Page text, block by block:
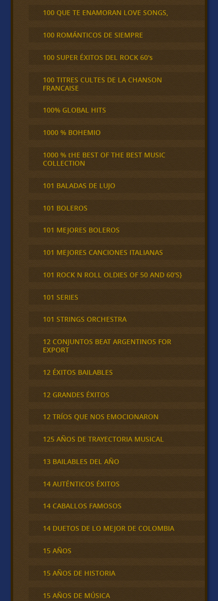
100 QUE TE ENAMORAN LOVE SONGS,
100 ROMÁNTICOS DE SIEMPRE
100 SUPER ÉXITOS DEL ROCK 60's
100 TITRES CULTES DE LA CHANSON
FRANCAISE
100% GLOBAL HITS
1000 % BOHEMIO
1000 % tHE BEST OF THE BEST MUSIC
COLLECTION
101 BALADAS DE LUJO
101 BOLEROS
101 MEJORES BOLEROS
101 MEJORES CANCIONES ITALIANAS
101 ROCK N ROLL OLDIES OF 50 AND 60'S}
101 SERIES
101 STRINGS ORCHESTRA
12 CONJUNTOS BEAT ARGENTINOS FOR
EXPORT
12 ÉXITOS BAILABLES
12 GRANDES ÉXITOS
12 TRÍOS QUE NOS EMOCIONARON
125 AÑOS DE TRAYECTORIA MUSICAL
13 BAILABLES DEL AÑO
14 AUTÉNTICOS ÉXITOS
14 CABALLOS FAMOSOS
14 DUETOS DE LO MEJOR DE COLOMBIA
15 AÑOS
15 AÑOS DE HISTORIA
15 AÑOS DE MÚSICA